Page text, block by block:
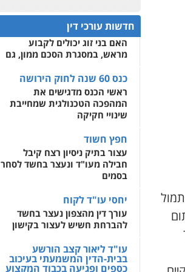
מרס). בתום
פלילי פשיעה חמורה
צווארון לבן
וחקירות
0502228917
עו"ד מוחמד סביחאת
פלילי תעבורה פשיעה
כלכלית
0525077716
עו"ד יניב זוסמן
פלילי כלכלי פשיעה
חמורה מעצרים וחקירות
0525199949
עו"ד אמיר נאטור
פלילי פשיעה חמורה
צווארון לבן מעצרים
0543326767
0522508109
אחסון אתרים
מהירות הגנה גיבוי
לעורכי דין
מרכז התחלה חדשה
שירותים מקצועיים לעורכי
דין
0544500346
חדשות עורכי דין
המתח שבין חוק יחסי ממון
לבין חוק הירושה
האם בני זוג יכולים לקבוע
מראש, במסגרת הסכם ממון, גם
כנס 60 שנה לחוק הירושה
ראשי הכנס מדגישים את
המהפכה הטכנולגית שמחייבת
שינויי חקיקה
חפץ חשוד
עצור בתיק ניסיון רצח קיבל
חבילה מעו"ד ונעצר בחשד לסחר
בסמים
יחסי עו"ד לקוח
עורך דין מהצפון נעצר בחשד
להברחת חשיש לעצור בקישון
עו"ד ליאור קצב הורשע
בבית-הדין המשמעתי בעיכוב
כספים ופגיעה בכבוד המקצוע